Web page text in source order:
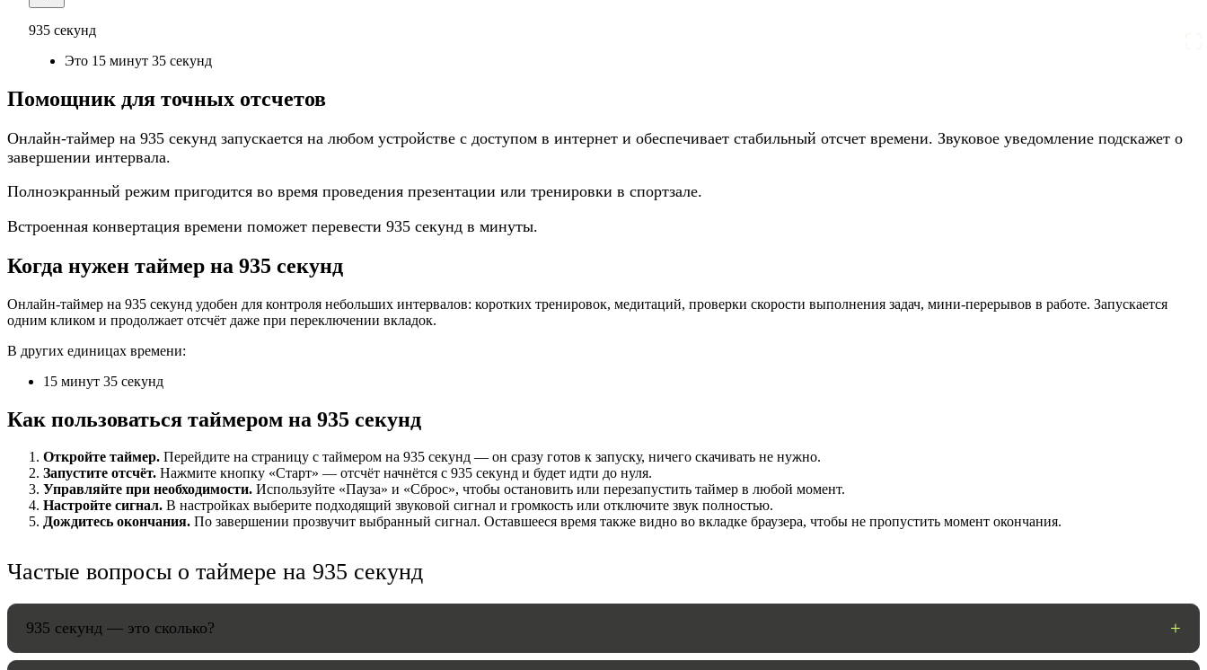
935 секунд
Это 15 минут 35 секунд
НАСТРОЙКИ
Громкость:
HANDY TIMERS
Помощник для точных отсчетов
Онлайн-таймер на 935 секунд запускается на любом устройстве с доступом в интернет и обеспечивает стабильный отсчет времени. Звуковое уведомление подскажет о
завершении интервала.
Полноэкранный режим пригодится во время проведения презентации или тренировки в спортзале.
Встроенная конвертация времени поможет перевести 935 секунд в минуты.
Когда нужен таймер на 935 секунд
Онлайн-таймер на 935 секунд удобен для контроля небольших интервалов: коротких тренировок, медитаций, проверки скорости выполнения задач, мини-перерывов в работе. Запускается
одним кликом и продолжает отсчёт даже при переключении вкладок.
В других единицах времени:
15 минут 35 секунд
Как пользоваться таймером на 935 секунд
Откройте таймер. Перейдите на страницу с таймером на 935 секунд — он сразу готов к запуску, ничего скачивать не нужно.
Запустите отсчёт. Нажмите кнопку «Старт» — отсчёт начнётся с 935 секунд и будет идти до нуля.
Управляйте при необходимости. Используйте «Пауза» и «Сброс», чтобы остановить или перезапустить таймер в любой момент.
Настройте сигнал. В настройках выберите подходящий звуковой сигнал и громкость или отключите звук полностью.
Дождитесь окончания. По завершении прозвучит выбранный сигнал. Оставшееся время также видно во вкладке браузера, чтобы не пропустить момент окончания.
Частые вопросы о таймере на 935 секунд
935 секунд — это сколько?